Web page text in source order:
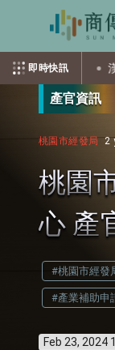
即時快訊
漢光42號驗證
產官資訊
桃園市經發局 2
桃園
心 產
#桃園市經發
#產業補助申
Feb 23, 2024